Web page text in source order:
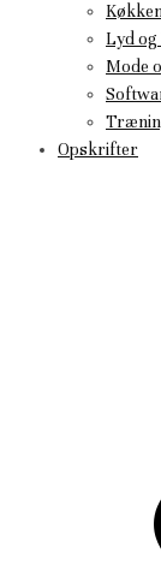
Lyd og
Mode
Opskrifter